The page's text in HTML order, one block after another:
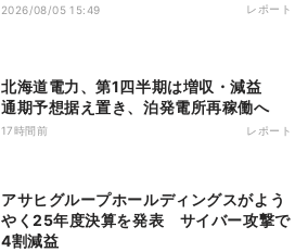
2026/08/05 15:49 レポート
北海道電力、第1四半期は増収・減益
通期予想据え置き、泊発電所再稼働へ
17時間前 レポート
アサヒグループホールディングスがよう
やく25年度決算を発表 サイバー攻撃で
4割減益